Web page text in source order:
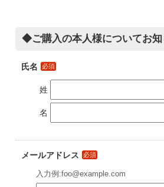
◆ご購入の本人様についてお
氏名 必須
姓
名
メールアドレス 必須
入力例:foo@example.com